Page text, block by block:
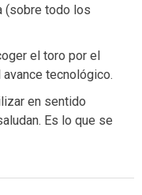
(sobre todo los
el toro por el
tecnológico.
en sentido
Es lo que se